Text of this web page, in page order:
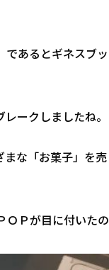
であるとギネスブッ
ークしましたね。
まな「お菓子」を売
ＯＰが目に付いたの